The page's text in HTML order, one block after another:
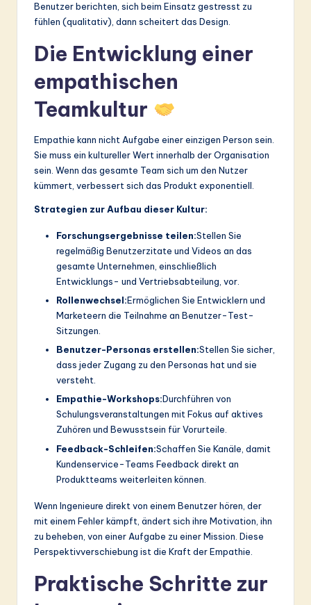
Benutzer berichten, sich beim Einsatz gestresst zu
fühlen (qualitativ), dann scheitert das Design.
Die Entwicklung einer
empathischen
Teamkultur
Empathie kann nicht Aufgabe einer einzigen Person sein.
Sie muss ein kultureller Wert innerhalb der Organisation
sein. Wenn das gesamte Team sich um den Nutzer
kümmert, verbessert sich das Produkt exponentiell.
Strategien zur Aufbau dieser Kultur:
Forschungsergebnisse teilen:Stellen Sie
regelmäßig Benutzerzitate und Videos an das
gesamte Unternehmen, einschließlich
Entwicklungs- und Vertriebsabteilung, vor.
Rollenwechsel:Ermöglichen Sie Entwicklern und
Marketeern die Teilnahme an Benutzer-Test-
Sitzungen.
Benutzer-Personas erstellen:Stellen Sie sicher,
dass jeder Zugang zu den Personas hat und sie
versteht.
Empathie-Workshops:Durchführen von
Schulungsveranstaltungen mit Fokus auf aktives
Zuhören und Bewusstsein für Vorurteile.
Feedback-Schleifen:Schaffen Sie Kanäle, damit
Kundenservice-Teams Feedback direkt an
Produktteams weiterleiten können.
Wenn Ingenieure direkt von einem Benutzer hören, der
mit einem Fehler kämpft, ändert sich ihre Motivation, ihn
zu beheben, von einer Aufgabe zu einer Mission. Diese
Perspektivverschiebung ist die Kraft der Empathie.
Praktische Schritte zur